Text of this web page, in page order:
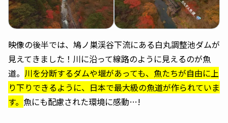
映像の後半では、鳩ノ巣渓谷下流にある白丸調整池ダムが
見えてきました！川に沿って線路のように見えるのが魚
道。 川を分断するダムや堰があっても、魚たちが自由に上
り下りできるように、日本で最大級の魚道が作られていま
す。 魚にも配慮された環境に感動…!